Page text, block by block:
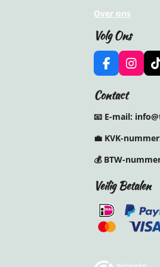
Over ons
Volg Ons
F
a
c
e
b
o
o
I
n
a
g
r
m
T
i
k
Contact
📧 E-mail:
💼 KVK-
💰 BTW-
Veilig Betalen